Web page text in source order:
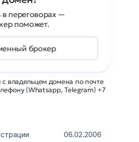
с владельцем домена по почте
(Whatsapp, Telegram) +7
06.02.2006
переговорах —
поможет.
брокер